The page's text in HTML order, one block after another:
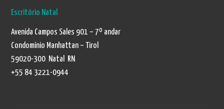
Escritório Natal
Avenida Campos Sales 901 – 7º andar
Condomínio Manhattan – Tirol
59020-300 Natal RN
+55 84 3221-0944